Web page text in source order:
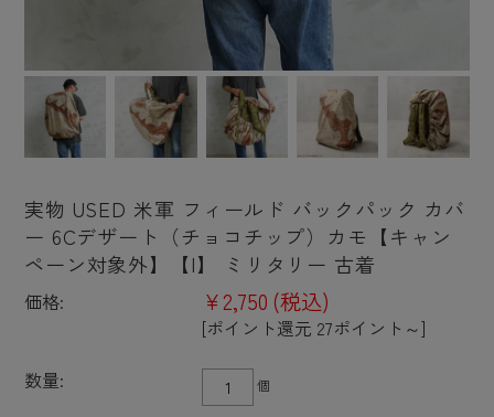
実物 USED 米軍 フィールド バックパック カバ
ー 6Cデザート（チョコチップ）カモ【キャン
ペーン対象外】【I】 ミリタリー 古着
価格: ¥2,750 (税込)
[ポイント還元 27ポイント～]
数量:
個